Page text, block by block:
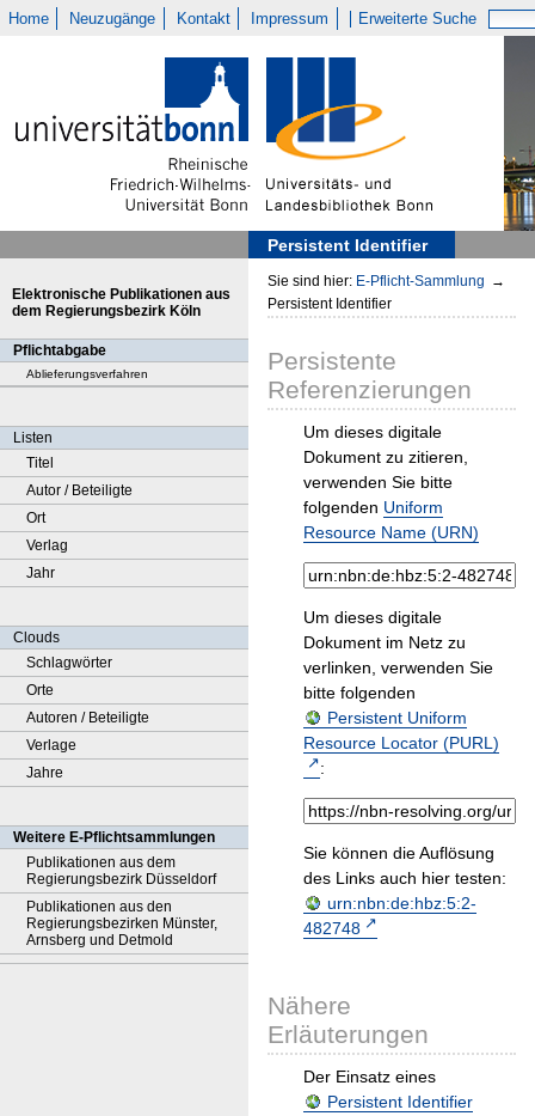
Home Neuzugänge Kontakt Impressum Erweiterte Suche
Persistent Identifier
Elektronische Publikationen aus
dem Regierungsbezirk Köln
Pflichtabgabe
Ablieferungsverfahren
Listen
Titel
Autor / Beteiligte
Ort
Verlag
Jahr
Clouds
Schlagwörter
Orte
Autoren / Beteiligte
Verlage
Jahre
Weitere E-Pflichtsammlungen
Publikationen aus dem
Regierungsbezirk Düsseldorf
Publikationen aus den
Regierungsbezirken Münster,
Arnsberg und Detmold
Sie sind hier: E-Pflicht-Sammlung →
Persistent Identifier
Persistente
Referenzierungen
Um dieses digitale
Dokument zu zitieren,
verwenden Sie bitte
folgenden Uniform
Resource Name (URN)
Um dieses digitale
Dokument im Netz zu
verlinken, verwenden Sie
bitte folgenden
Persistent Uniform
Resource Locator (PURL)
:
Sie können die Auflösung
des Links auch hier testen:
urn:nbn:de:hbz:5:2-
482748
Nähere
Erläuterungen
Der Einsatz eines
Persistent Identifier